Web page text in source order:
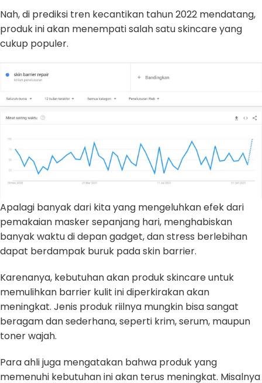
Nah, di prediksi tren kecantikan tahun 2022 mendatang,
produk ini akan menempati salah satu skincare yang
cukup populer.
Apalagi banyak dari kita yang mengeluhkan efek dari
pemakaian masker sepanjang hari, menghabiskan
banyak waktu di depan gadget, dan stress berlebihan
dapat berdampak buruk pada skin barrier.
Karenanya, kebutuhan akan produk skincare untuk
memulihkan barrier kulit ini diperkirakan akan
meningkat. Jenis produk riilnya mungkin bisa sangat
beragam dan sederhana, seperti krim, serum, maupun
toner wajah.
Para ahli juga mengatakan bahwa produk yang
memenuhi kebutuhan ini akan terus meningkat. Misalnya